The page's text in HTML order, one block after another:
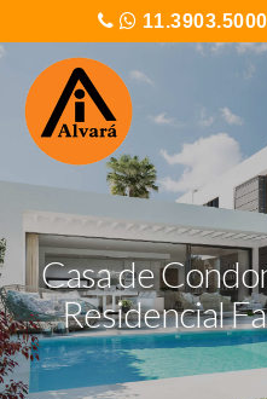
11.3903.5000
Casa de
Residencial